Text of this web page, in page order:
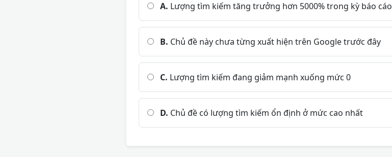
A. Lượng tìm kiếm tăng trưởng hơn 5000% trong kỳ báo cáo
B. Chủ đề này chưa từng xuất hiện trên Google trước đây
C. Lượng tìm kiếm đang giảm mạnh xuống mức 0
D. Chủ đề có lượng tìm kiếm ổn định ở mức cao nhất